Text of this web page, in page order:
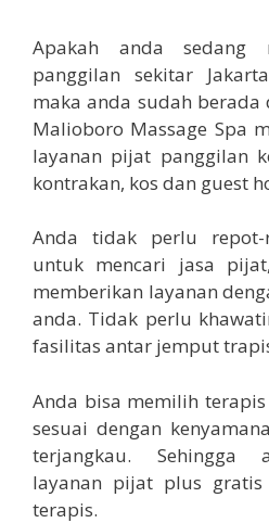
Apakah anda sedang
panggilan sekitar
maka anda sudah berada
Malioboro Massage Spa
layanan pijat panggilan
kontrakan, kos dan guest
Anda tidak perlu
untuk mencari jasa
memberikan layanan
anda. Tidak perlu
fasilitas antar jemput
Anda bisa memilih
sesuai dengan
terjangkau. Sehingga
layanan pijat plus
terapis.